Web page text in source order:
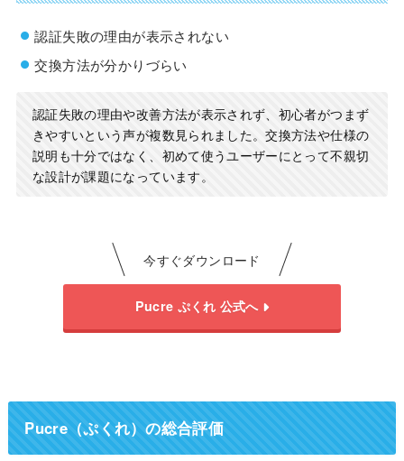
認証失敗の理由が表示されない
交換方法が分かりづらい
認証失敗の理由や改善方法が表示されず、初心者がつまず
きやすいという声が複数見られました。交換方法や仕様の
説明も十分ではなく、初めて使うユーザーにとって不親切
な設計が課題になっています。
今すぐダウンロード
Pucre ぷくれ 公式へ
Pucre（ぷくれ）の総合評価